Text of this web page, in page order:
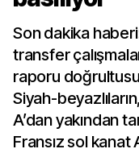
Son dakika
transfer
raporu
Siyah-
A’dan yakından
Fransız sol